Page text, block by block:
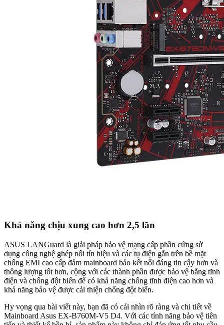
Khả năng chịu xung cao hơn 2,5 lần
ASUS LANGuard là giải pháp bảo vệ mạng cấp phần cứng sử
dụng công nghệ ghép nối tín hiệu và các tụ điện gắn trên bề mặt
chống EMI cao cấp đảm mainboard bảo kết nối đáng tin cậy hơn và
thông lượng tốt hơn, cộng với các thành phần được bảo vệ bằng tĩnh
điện và chống đột biến để có khả năng chống tĩnh điện cao hơn và
khả năng bảo vệ được cải thiện chống đột biến.
Hy vọng qua bài viết này, bạn đã có cái nhìn rõ ràng và chi tiết về
Mainboard Asus EX-B760M-V5 D4. Với các tính năng bảo vệ tiên